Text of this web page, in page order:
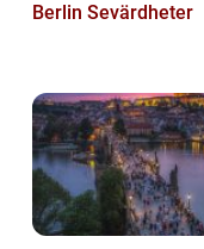
Berlin Sevärdheter